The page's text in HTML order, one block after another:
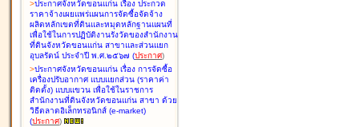
>ประกาศจังหวัดขอนแก่น เรื่อง ประกวด
ราคาจ้างเผยแพร่แผนการจัดซื้อจัดจ้าง
ผลิตหลักเขตที่ดินและหมุดหลักฐานแผนที่
เพื่อใช้ในการปฏิบัติงานรังวัดของสำนักงาน
ที่ดินจังหวัดขอนแก่น สาขาและส่วนแยก
อุบลรัตน์ ประจำปี พ.ศ.๒๕๖๗ (ประกาศ)
>ประกาศจังหวัดขอนแก่น เรื่อง การจัดซื้อ
เครื่องปรับอากาศ แบบแยกส่วน (ราคาค่า
ติดตั้ง) แบบแขวน เพื่อใช้ในราชการ
สำนักงานที่ดินจังหวัดขอนแก่น สาขา ด้วย
วิธีตลาดอิเล็กทรอนิกส์ (e-market)
(ประกาศ)